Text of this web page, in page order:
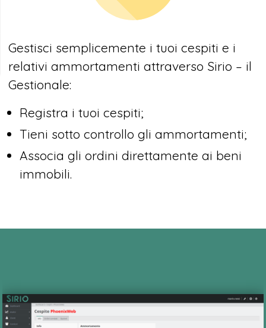
Gestisci semplicemente i tuoi cespiti e i
relativi ammortamenti attraverso Sirio – il
Gestionale:
Registra i tuoi cespiti;
Tieni sotto controllo gli ammortamenti;
Associa gli ordini direttamente ai beni
immobili.